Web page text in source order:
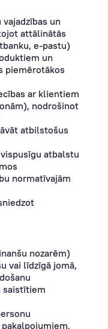
un
attālinātās
e-pastu)
un
piemērotākos
ar klientiem
nodrošinot
atbilstošus
atbalstu
normatīvajām
nozarēm)
vai līdzīgā jomā,
saistītiem